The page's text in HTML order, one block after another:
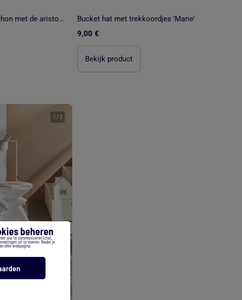
beheren
ons te communiceren (chat,
uit te voeren. Nadat je
elke webpagina.
Geborsteld jack met capuchon met de aristokatten prints
Bucket hat met trekkoordjes 'Marie'
9,00 €
Bekijk product
1 /3